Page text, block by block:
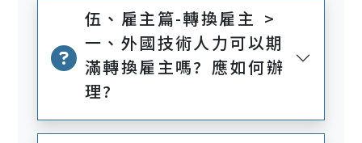
伍、雇主篇-轉換雇主 >
一、外國技術人力可以期
滿轉換雇主嗎? 應如何辦
理?